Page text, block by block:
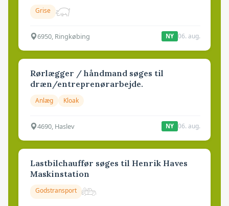
Grise
6950, Ringkøbing NY 06. aug.
Rørlægger / håndmand søges til
dræn/entreprenørarbejde.
Anlæg Kloak
4690, Haslev NY 06. aug.
Lastbilchauffør søges til Henrik Haves
Maskinstation
Godstransport